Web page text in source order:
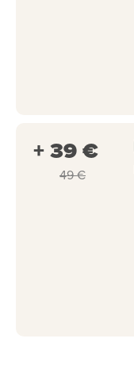
+ 39 €
49 €